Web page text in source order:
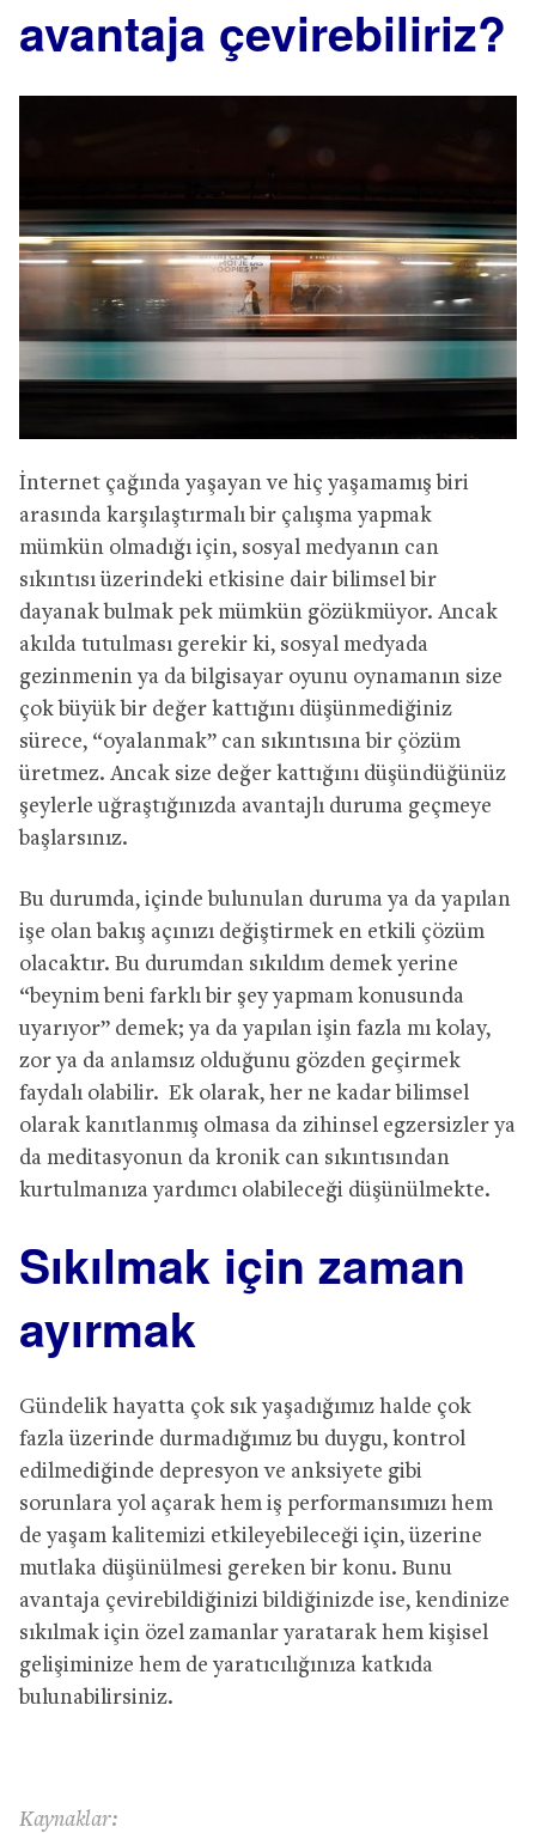
avantaja çevirebiliriz?
İnternet çağında yaşayan ve hiç yaşamamış biri
arasında karşılaştırmalı bir çalışma yapmak
mümkün olmadığı için, sosyal medyanın can
sıkıntısı üzerindeki etkisine dair bilimsel bir
dayanak bulmak pek mümkün gözükmüyor. Ancak
akılda tutulması gerekir ki, sosyal medyada
gezinmenin ya da bilgisayar oyunu oynamanın size
çok büyük bir değer kattığını düşünmediğiniz
sürece, “oyalanmak” can sıkıntısına bir çözüm
üretmez. Ancak size değer kattığını düşündüğünüz
şeylerle uğraştığınızda avantajlı duruma geçmeye
başlarsınız.
Bu durumda, içinde bulunulan duruma ya da yapılan
işe olan bakış açınızı değiştirmek en etkili çözüm
olacaktır. Bu durumdan sıkıldım demek yerine
“beynim beni farklı bir şey yapmam konusunda
uyarıyor” demek; ya da yapılan işin fazla mı kolay,
zor ya da anlamsız olduğunu gözden geçirmek
faydalı olabilir. Ek olarak, her ne kadar bilimsel
olarak kanıtlanmış olmasa da zihinsel egzersizler ya
da meditasyonun da kronik can sıkıntısından
kurtulmanıza yardımcı olabileceği düşünülmekte.
Sıkılmak için zaman
ayırmak
Gündelik hayatta çok sık yaşadığımız halde çok
fazla üzerinde durmadığımız bu duygu, kontrol
edilmediğinde depresyon ve anksiyete gibi
sorunlara yol açarak hem iş performansımızı hem
de yaşam kalitemizi etkileyebileceği için, üzerine
mutlaka düşünülmesi gereken bir konu. Bunu
avantaja çevirebildiğinizi bildiğinizde ise, kendinize
sıkılmak için özel zamanlar yaratarak hem kişisel
gelişiminize hem de yaratıcılığınıza katkıda
bulunabilirsiniz.
Kaynaklar: